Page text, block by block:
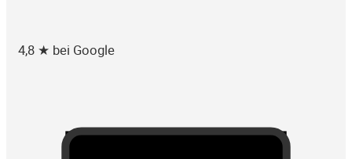
4,8 ★ bei Google